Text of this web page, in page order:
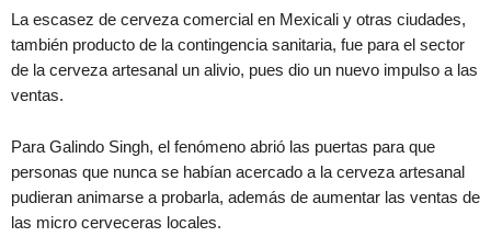
La escasez de cerveza comercial en Mexicali y otras ciudades,
también producto de la contingencia sanitaria, fue para el sector
de la cerveza artesanal un alivio, pues dio un nuevo impulso a las
ventas.
Para Galindo Singh, el fenómeno abrió las puertas para que
personas que nunca se habían acercado a la cerveza artesanal
pudieran animarse a probarla, además de aumentar las ventas de
las micro cerveceras locales.